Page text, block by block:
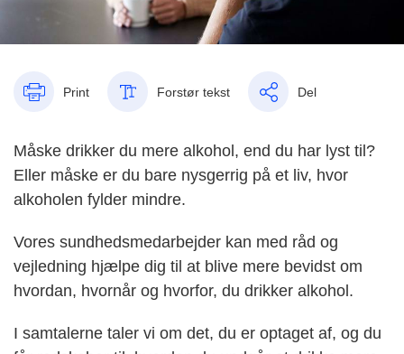
Print Forstør tekst Del
Måske drikker du mere alkohol, end du har lyst til?
Eller måske er du bare nysgerrig på et liv, hvor
alkoholen fylder mindre.
Vores sundhedsmedarbejder kan med råd og
vejledning hjælpe dig til at blive mere bevidst om
hvordan, hvornår og hvorfor, du drikker alkohol.
I samtalerne taler vi om det, du er optaget af, og du